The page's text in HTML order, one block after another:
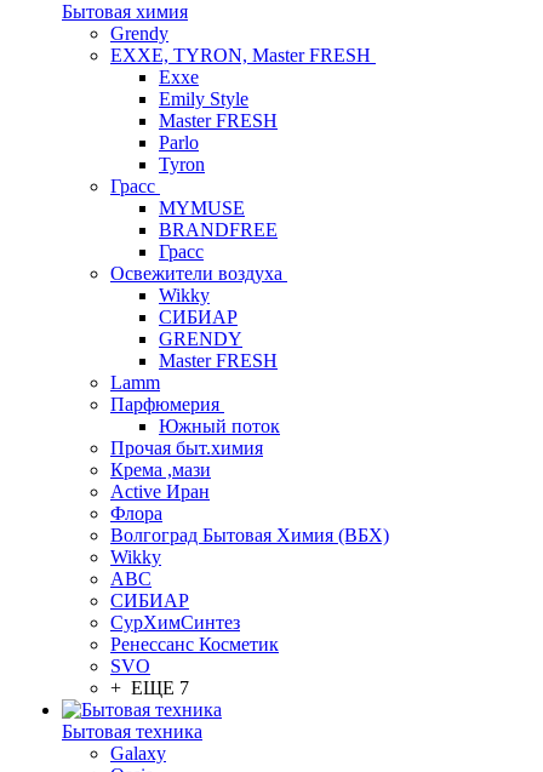
Бытовая химия
Grendy
EXXE, TYRON, Master FRESH
Exxe
Emily Style
Master FRESH
Parlo
Tyron
Грасс
MYMUSE
BRANDFREE
Грасс
Освежители воздуха
Wikky
СИБИАР
GRENDY
Master FRESH
Lamm
Парфюмерия
Южный поток
Прочая быт.химия
Крема ,мази
Аctive Иран
Флора
Волгоград Бытовая Химия (ВБХ)
Wikky
АВС
СИБИАР
СурХимСинтез
Ренессанс Косметик
SVO
+ ЕЩЕ 7
Бытовая техника
Galaxy